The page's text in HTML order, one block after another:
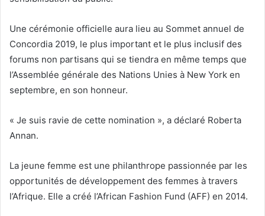
Une cérémonie officielle aura lieu au Sommet annuel de
Concordia 2019, le plus important et le plus inclusif des
forums non partisans qui se tiendra en même temps que
l’Assemblée générale des Nations Unies à New York en
septembre, en son honneur.
« Je suis ravie de cette nomination », a déclaré Roberta
Annan.
La jeune femme est une philanthrope passionnée par les
opportunités de développement des femmes à travers
l’Afrique. Elle a créé l’African Fashion Fund (AFF) en 2014.